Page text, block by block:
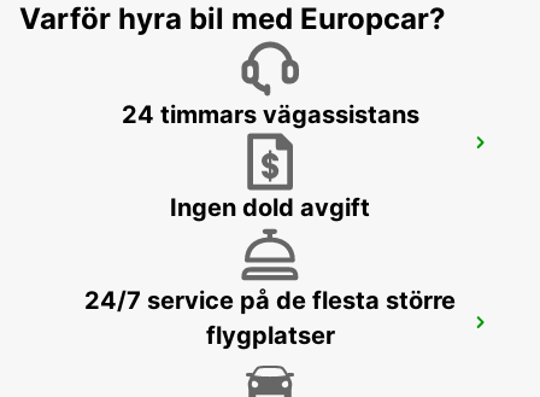
PORTO VECCHIO - FRANCE
PROPRIANO - FRANCE
Varför hyra bil med Europcar?
24 timmars vägassistans
Ingen dold avgift
24/7 service på de flesta större
flygplatser